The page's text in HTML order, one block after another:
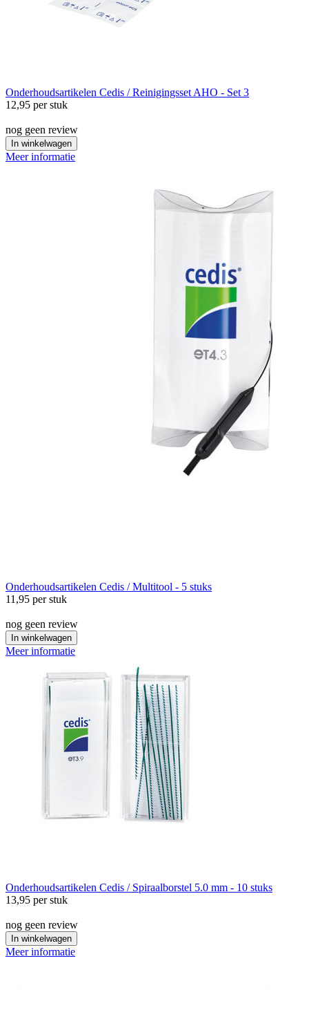
Onderhoudsartikelen Cedis / Reinigingsset AHO - Set 3
12,95 per stuk
nog geen review
In winkelwagen
Meer informatie
Onderhoudsartikelen Cedis / Multitool - 5 stuks
11,95 per stuk
nog geen review
In winkelwagen
Meer informatie
Onderhoudsartikelen Cedis / Spiraalborstel 5.0 mm - 10 stuks
13,95 per stuk
nog geen review
In winkelwagen
Meer informatie